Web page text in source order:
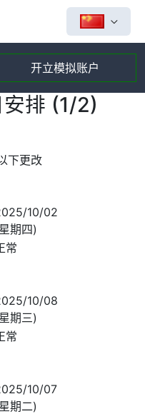
开立模拟账户
排 (1/2)
下更改
10/02
期四)
常
10/08
期三)
常
10/07
期二)